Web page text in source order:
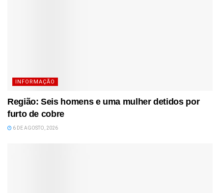
INFORMAÇÃO
Região: Seis homens e uma mulher detidos por
furto de cobre
6 DE AGOSTO, 2026